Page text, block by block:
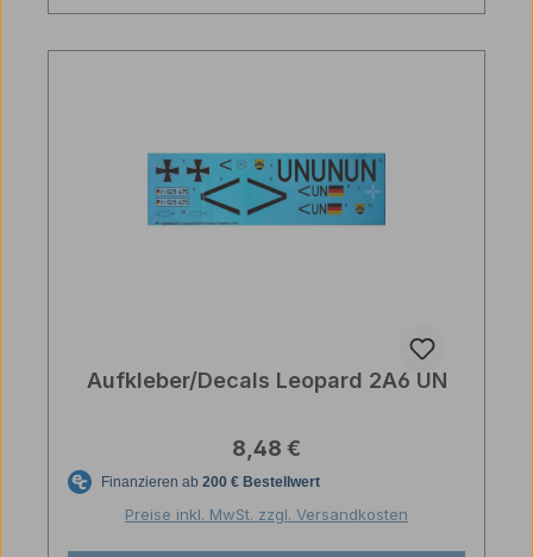
Aufkleber/Decals Leopard 2A6 UN
Regulärer Preis:
8,48 €
Preise inkl. MwSt. zzgl. Versandkosten